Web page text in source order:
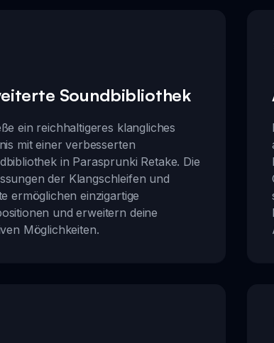
Soundbibliothek
ein reichhaltigeres klangliches
mit einer verbesserten
in Parasprunki Retake. Die
der Klangschleifen und
ermöglichen einzigartige
und erweitern deine
Möglichkeiten.